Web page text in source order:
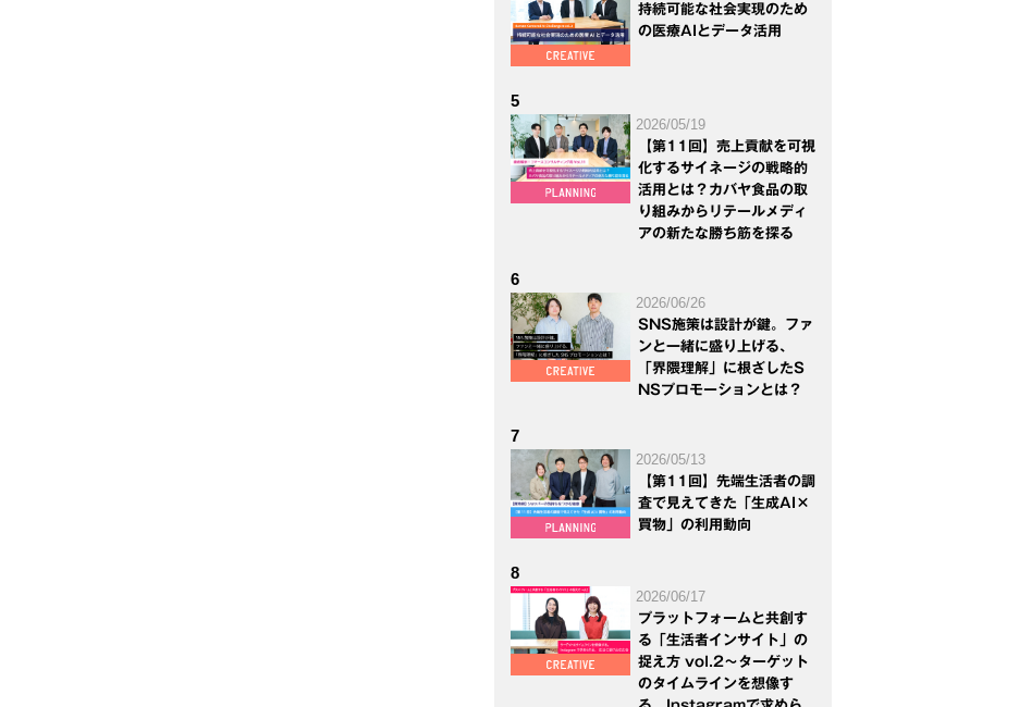
持続可能な社会実現のため
の医療AIとデータ活用
5
2026/05/19
【第11回】売上貢献を可視
化するサイネージの戦略的
活用とは？カバヤ食品の取
り組みからリテールメディ
アの新たな勝ち筋を探る
6
2026/06/26
SNS施策は設計が鍵。ファ
ンと一緒に盛り上げる、
「界隈理解」に根ざしたS
NSプロモーションとは？
7
2026/05/13
【第11回】先端生活者の調
査で見えてきた「生成AI×
買物」の利用動向
8
2026/06/17
プラットフォームと共創す
る「生活者インサイト」の
捉え方 vol.2～ターゲット
のタイムラインを想像す